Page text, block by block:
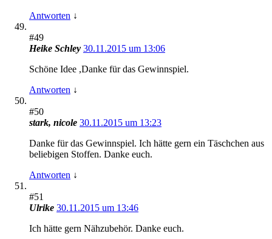
Antworten ↓
#49
Heike Schley 30.11.2015 um 13:06
Schöne Idee ,Danke für das Gewinnspiel.
Antworten ↓
#50
stark, nicole 30.11.2015 um 13:23
Danke für das Gewinnspiel. Ich hätte gern ein Täschchen aus
beliebigen Stoffen. Danke euch.
Antworten ↓
#51
Ulrike 30.11.2015 um 13:46
Ich hätte gern Nähzubehör. Danke euch.